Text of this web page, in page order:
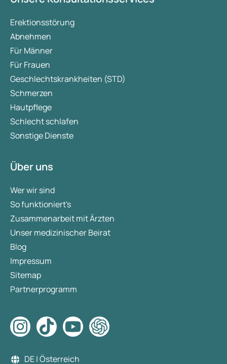
Erektionsstörung
Abnehmen
Für Männer
Für Frauen
Geschlechtskrankheiten (STD)
Schmerzen
Hautpflege
Schlecht schlafen
Sonstige Dienste
Über uns
Wer wir sind
So funktioniert's
Zusammenarbeit mit Ärzten
Unser medizinischer Beirat
Blog
Impressum
Sitemap
Partnerprogramm
DE | Österreich